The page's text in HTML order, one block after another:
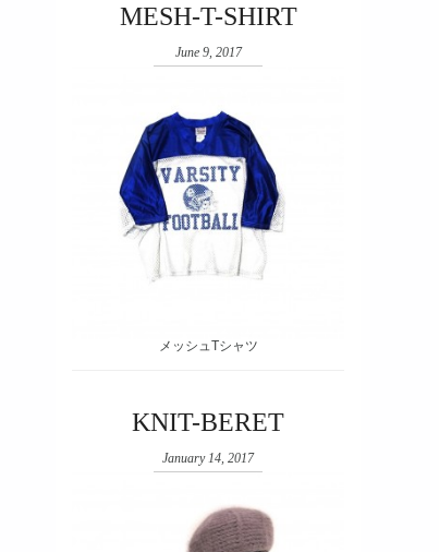
MESH-T-SHIRT
June 9, 2017
メッシュTシャツ
KNIT-BERET
January 14, 2017